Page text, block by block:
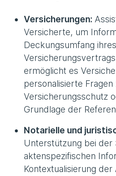
Versicherungen:
Versicherte, um
Deckungsumfang ihres
ermöglicht es
personalisierte Fragen
Versicherungsschutz
Grundlage der
Notarielle und
Unterstützung bei der
aktenspezifischen
Kontextualisierung